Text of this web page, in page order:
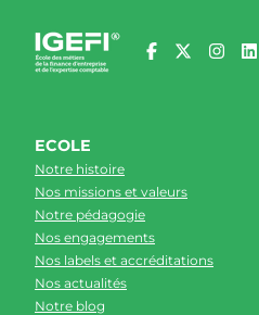
ECOLE
Notre histoire
Nos missions et valeurs
Notre pédagogie
Nos engagements
Nos labels et accréditations
Nos actualités
Notre blog